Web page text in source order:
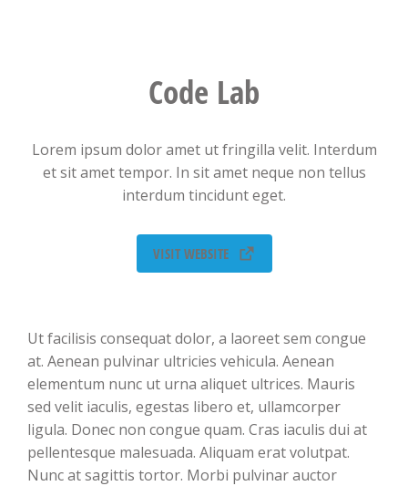
Code Lab
Lorem ipsum dolor amet ut fringilla velit. Interdum
et sit amet tempor. In sit amet neque non tellus
interdum tincidunt eget.
VISIT WEBSITE
Ut facilisis consequat dolor, a laoreet sem congue
at. Aenean pulvinar ultricies vehicula. Aenean
elementum nunc ut urna aliquet ultrices. Mauris
sed velit iaculis, egestas libero et, ullamcorper
ligula. Donec non congue quam. Cras iaculis dui at
pellentesque malesuada. Aliquam erat volutpat.
Nunc at sagittis tortor. Morbi pulvinar auctor